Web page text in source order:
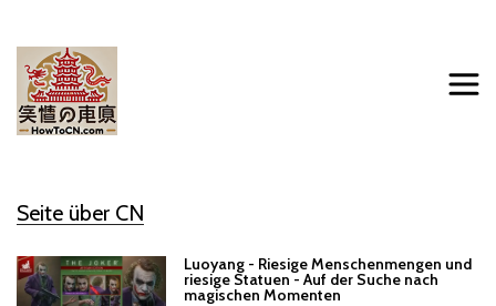
Seite über CN
Luoyang - Riesige Menschenmengen und
riesige Statuen - Auf der Suche nach
magischen Momenten